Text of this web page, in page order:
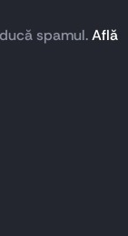
spamul.Află